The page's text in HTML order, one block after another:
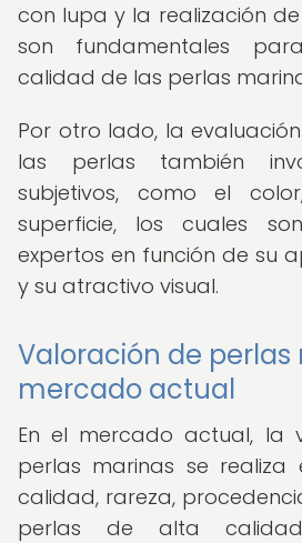
con lupa y la realización
son fundamentales
calidad de las perlas
Por otro lado, la
las perlas también
subjetivos, como el
superficie, los cuales
expertos en función de su
y su atractivo visual.
Valoración de perlas
mercado actual
En el mercado actual, la
perlas marinas se realiza
calidad, rareza,
perlas de alta calidad,